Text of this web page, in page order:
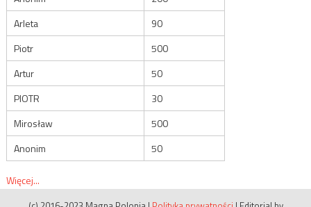
Arleta
90
Piotr
500
Artur
50
PIOTR
30
Mirosław
500
Anonim
50
Więcej...